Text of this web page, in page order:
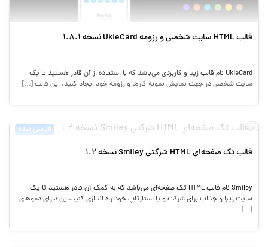
قالب HTML سایت شخصی و رزومه UkieCard نسخه 1.8.1
UkieCard نام قالب زیبا و کاربردی می‌باشد که با استفاده از آن قادر هستید تا یک
سایت شخصی در جهت نمایش نمونه کارها و رزومه خود ایجاد کنید. این قالب […]
فارسی شده
قالب تک صفحه‌ای HTML شرکتی Smiley نسخه 1.2
Smiley نام قالب HTML تک صفحه‌ای می‌باشد که به کمک آن قادر هستید تا یک
سایت زیبا و جذاب برای شرکت و یا استارتاپ خود راه اندازی کنید.این دارای دموهای
[…]